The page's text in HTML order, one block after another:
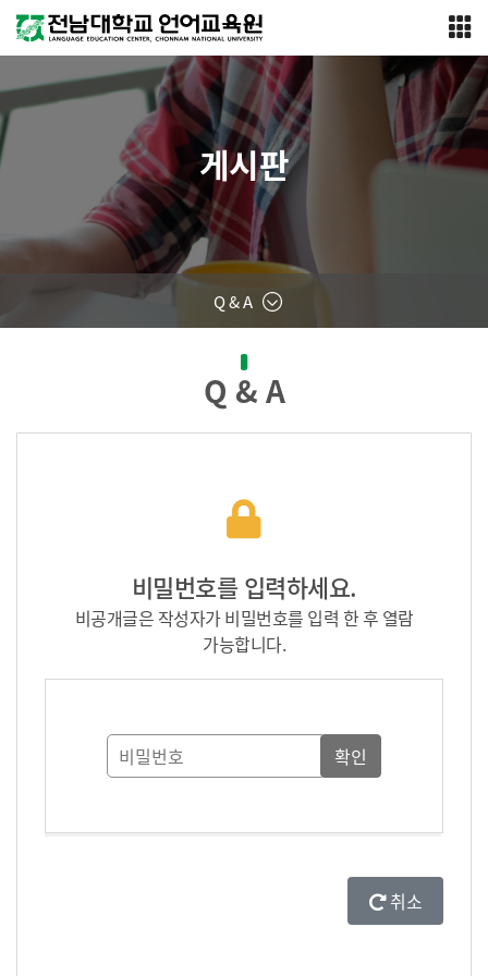
Q & A
게시판
Q & A
비밀번호를 입력하세요.
비공개글은 작성자가 비밀번호를 입력 한 후 열람
가능합니다.
취소